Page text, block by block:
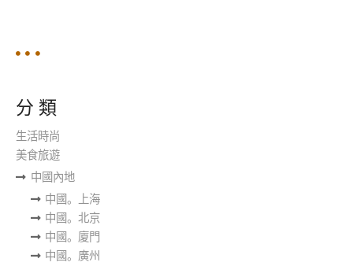
分 類
生活時尚
美食旅遊
中國內地
中國。上海
中國。北京
中國。廈門
中國。廣州